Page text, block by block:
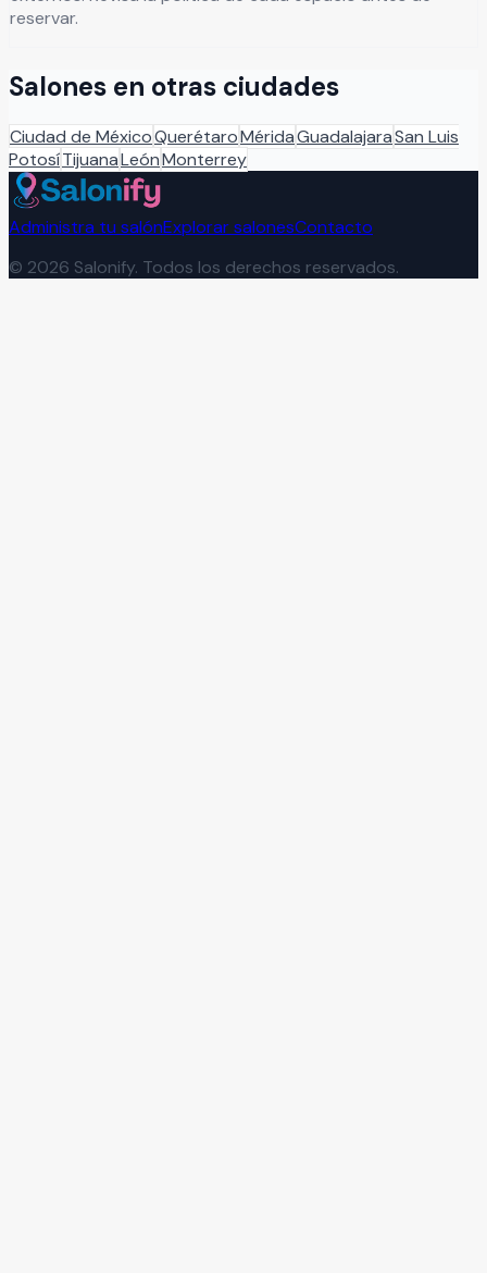
reservar.
Salones en otras ciudades
Ciudad de MéxicoQuerétaroMéridaGuadalajaraSan Luis
PotosíTijuanaLeónMonterrey
Administra tu salónExplorar salonesContacto
© 2026 Salonify. Todos los derechos reservados.